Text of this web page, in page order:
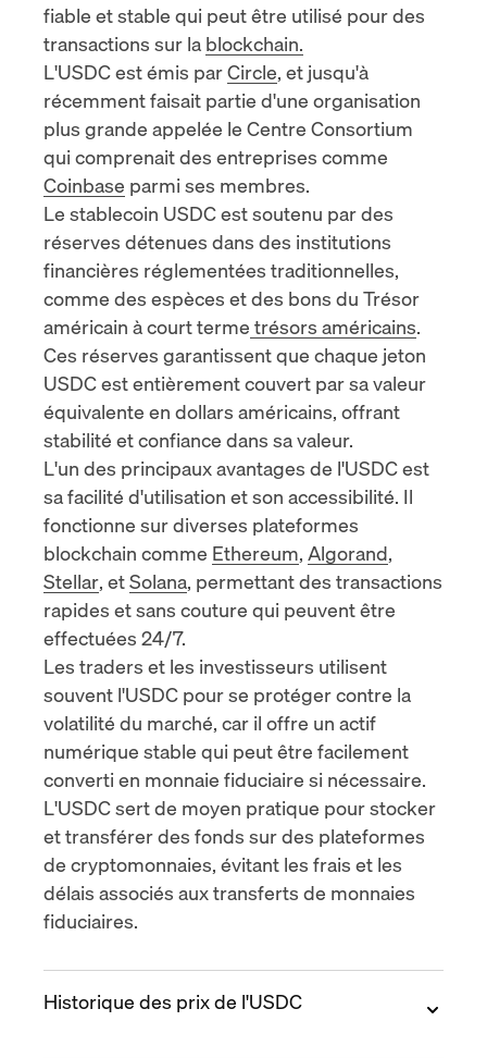
fiable et stable qui peut être utilisé pour des
transactions sur la blockchain.
L'USDC est émis parCircle, et jusqu'à
récemmentfaisait partie d'une organisation
plus grande appelée le Centre Consortium
qui comprenait des entreprises comme
Coinbase parmi ses membres.
Le stablecoin USDC est soutenu par des
réserves détenues dans des institutions
financières réglementées traditionnelles,
comme des espèces et des bons du Trésor
américain à court terme trésors américains.
Ces réserves garantissent que chaque jeton
USDC est entièrement couvert par sa valeur
équivalente en dollars américains, offrant
stabilité et confiance dans sa valeur.
L'un des principaux avantages de l'USDC est
sa facilité d'utilisation et son accessibilité. Il
fonctionne sur diverses plateformes
blockchain comme Ethereum, Algorand,
Stellar, etSolana, permettant des transactions
rapides et sans couture qui peuvent être
effectuées 24/7.
Les traders et les investisseurs utilisent
souvent l'USDC pour se protéger contre la
volatilité du marché, car il offre un actif
numérique stable qui peut être facilement
converti en monnaie fiduciaire si nécessaire.
L'USDC sert de moyen pratique pour stocker
et transférer des fonds sur des plateformes
de cryptomonnaies, évitant les frais et les
délais associés aux transferts de monnaies
fiduciaires.
Historique des prix de l'USDC